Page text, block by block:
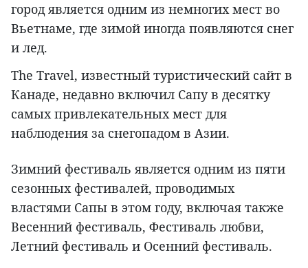
город является одним из немногих мест во
Вьетнаме, где зимой иногда появляются снег
и лед.
The Travel, известный туристический сайт в
Канаде, недавно включил Сапу в десятку
самых привлекательных мест для
наблюдения за снегопадом в Азии.
Зимний фестиваль является одним из пяти
сезонных фестивалей, проводимых
властями Сапы в этом году, включая также
Весенний фестиваль, Фестиваль любви,
Летний фестиваль и Осенний фестиваль.